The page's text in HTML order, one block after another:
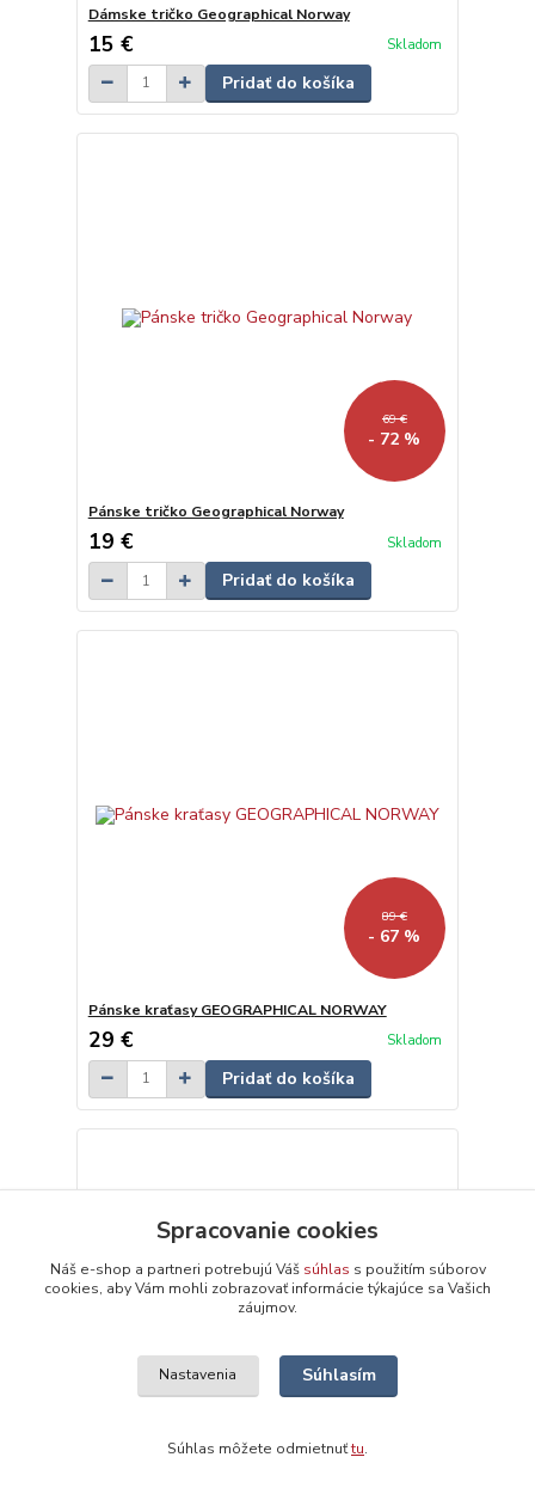
Dámske tričko Geographical Norway
15 € Skladom
Pridať do košíka
69 €
- 72 %
Pánske tričko Geographical Norway
19 € Skladom
Pridať do košíka
89 €
- 67 %
Pánske kraťasy GEOGRAPHICAL NORWAY
29 € Skladom
Pridať do košíka
Spracovanie cookies
Náš e-shop a partneri potrebujú Váš súhlas s použitím súborov
cookies, aby Vám mohli zobrazovať informácie týkajúce sa Vašich
záujmov.
Nastavenia Súhlasím
Súhlas môžete odmietnuťtu.